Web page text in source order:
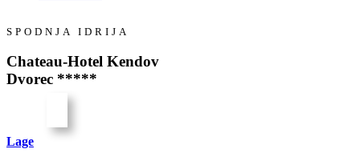
SPODNJA IDRIJA
Chateau-Hotel Kendov
Dvorec *****
Lage